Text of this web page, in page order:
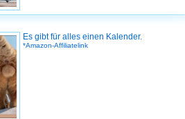
Es gibt für alles einen Kalender.
*Amazon-Affiliatelink